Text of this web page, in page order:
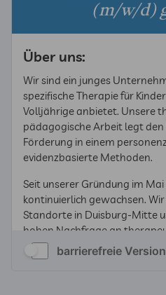
barrierefreie Version